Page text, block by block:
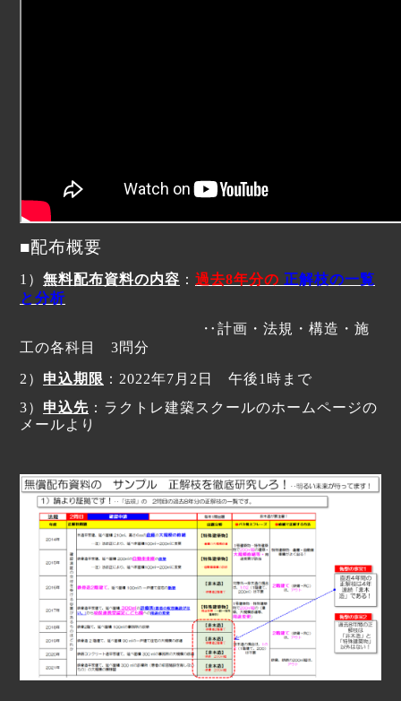
■配布概要
1 ） 無料配布資料の内容 ： 過去8年分の 正解枝の一覧
と分析
‥ 計画・法規・構造・施
工の各科目 3問分
2 ） 申込期限 ： 2022年7 月 2 日 午後1 時まで
3） 申込先 ： ラクトレ建築スクールのホームページの
メールより